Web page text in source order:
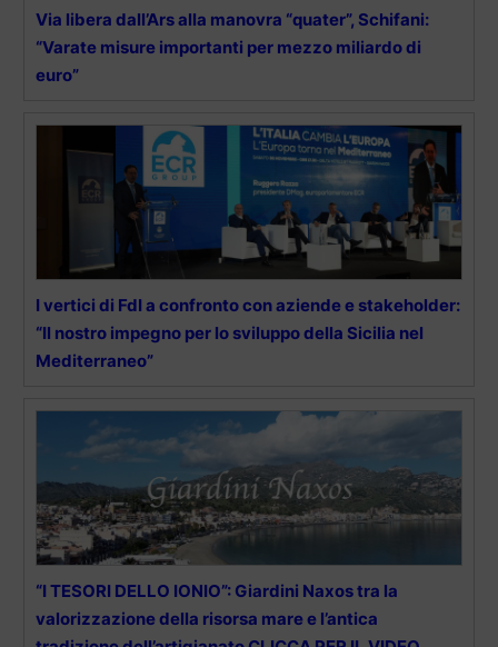
Via libera dall’Ars alla manovra “quater”, Schifani:
“Varate misure importanti per mezzo miliardo di
euro”
I vertici di FdI a confronto con aziende e stakeholder:
“Il nostro impegno per lo sviluppo della Sicilia nel
Mediterraneo”
“I TESORI DELLO IONIO”: Giardini Naxos tra la
valorizzazione della risorsa mare e l’antica